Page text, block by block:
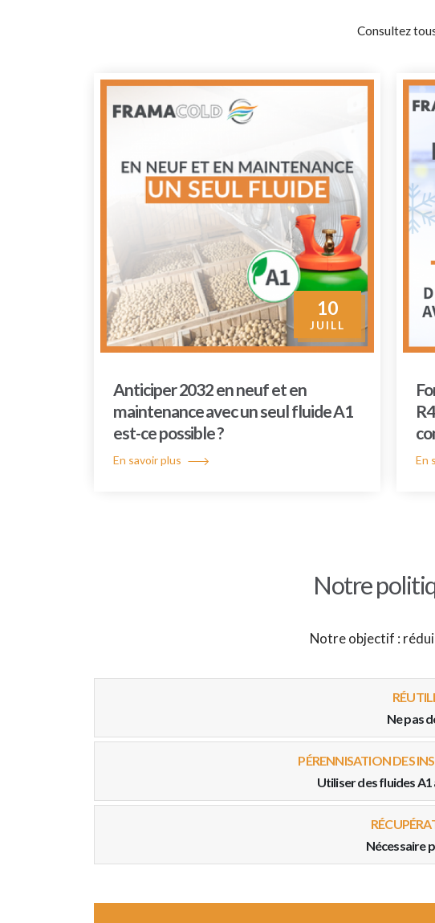
Consultez
10
JUILL
Anticiper 2032 en neuf et en
maintenance avec un seul fluide A1
est-ce possible ?
En savoir plus En
Notre
Notre objectif :
Ne pas
PÉRENNISATION DES
Utiliser des fluides
Nécessaire